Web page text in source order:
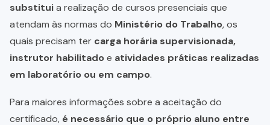
substituia realização de cursos presenciais que
atendam às normas do Ministério do Trabalho, os
quais precisam ter carga horária supervisionada,
instrutor habilitadoe atividades práticas realizadas
em laboratório ou em campo.
Para maiores informações sobre a aceitação do
certificado, é necessário que o próprio aluno entre